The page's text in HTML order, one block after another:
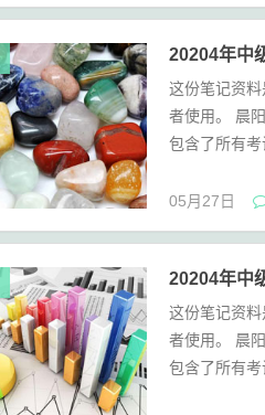
20204年中
这份笔记资
者使用。 晨
包含了所有考
05月27日
20204年中
这份笔记资
者使用。 晨
包含了所有考